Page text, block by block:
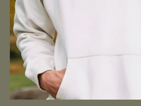
sur
la
page
du
produit